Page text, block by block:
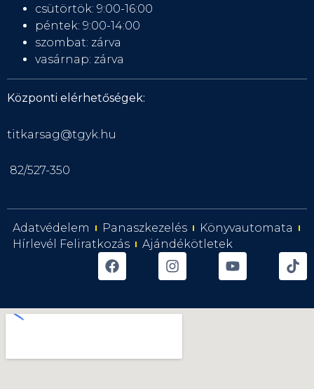
csütörtök: 9:00-16:00
péntek: 9:00-14:00
szombat: zárva
vasárnap: zárva
Központi elérhetőségek:
titkarsag@tgyk.hu
82/527-350
Adatvédelem Panaszkezelés
Könyvautomata
Hírlevél Feliratkozás
Ajándékötletek